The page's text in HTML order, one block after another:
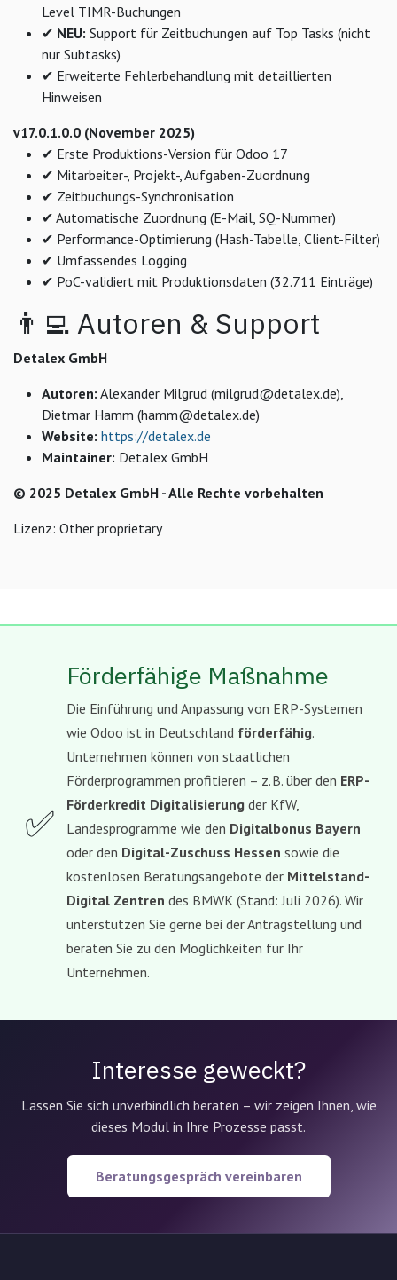
Level TIMR-Buchungen
✔ NEU: Support für Zeitbuchungen auf Top Tasks (nicht
nur Subtasks)
✔ Erweiterte Fehlerbehandlung mit detaillierten
Hinweisen
v17.0.1.0.0 (November 2025)
✔ Erste Produktions-Version für Odoo 17
✔ Mitarbeiter-, Projekt-, Aufgaben-Zuordnung
✔ Zeitbuchungs-Synchronisation
✔ Automatische Zuordnung (E-Mail, SQ-Nummer)
✔ Performance-Optimierung (Hash-Tabelle, Client-Filter)
✔ Umfassendes Logging
✔ PoC-validiert mit Produktionsdaten (32.711 Einträge)
👨‍💻 Autoren & Support
Detalex GmbH
Autoren: Alexander Milgrud (milgrud@detalex.de),
Dietmar Hamm (hamm@detalex.de)
Website: https://detalex.de
Maintainer: Detalex GmbH
© 2025 Detalex GmbH - Alle Rechte vorbehalten
Lizenz: Other proprietary
✅
Förderfähige Maßnahme
Die Einführung und Anpassung von ERP-Systemen
wie Odoo ist in Deutschland förderfähig.
Unternehmen können von staatlichen
Förderprogrammen profitieren – z. B. über den ERP-
Förderkredit Digitalisierung der KfW,
Landesprogramme wie den Digitalbonus Bayern
oder den Digital-Zuschuss Hessen sowie die
kostenlosen Beratungsangebote der Mittelstand-
Digital Zentren des BMWK (Stand: Juli 2026). Wir
unterstützen Sie gerne bei der Antragstellung und
beraten Sie zu den Möglichkeiten für Ihr
Unternehmen.
Interesse geweckt?
Lassen Sie sich unverbindlich beraten – wir zeigen Ihnen, wie
dieses Modul in Ihre Prozesse passt.
Beratungsgespräch vereinbaren